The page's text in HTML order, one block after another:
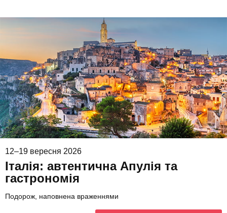
12–19 вересня 2026
Італія: автентична Апулія та
гастрономія
Подорож, наповнена враженнями